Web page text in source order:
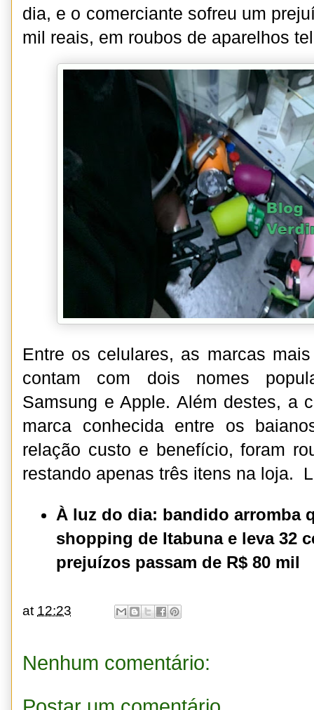
dia, e o comerciante sofreu um
mil reais, em roubos de aparelhos
Entre os celulares, as marcas
contam com dois nomes
Samsung e Apple. Além destes, a
marca conhecida entre os
relação custo e benefício, foram
restando apenas três itens na loja.
À luz do dia: bandido arromba
shopping de Itabuna e leva 32
prejuízos passam de R$ 80 mil
at 12:23
Nenhum comentário: